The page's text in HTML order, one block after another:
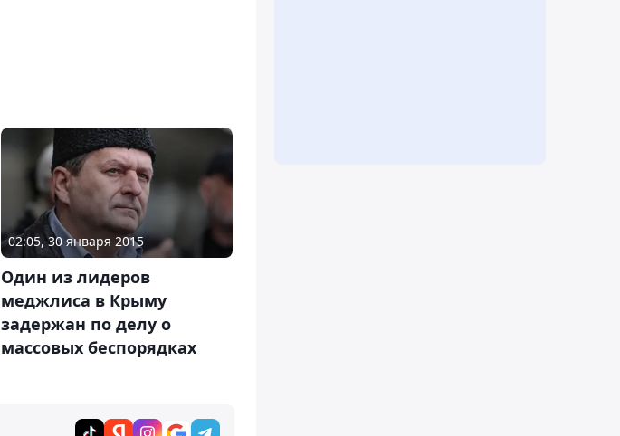
02:05, 30 января 2015
Один из лидеров
меджлиса в Крыму
задержан по делу о
массовых беспорядках